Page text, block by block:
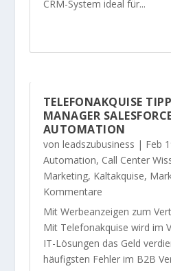
CRM-System ideal für...
TELEFONAKQUISE
MANAGER
AUTOMATION
von leadszubusiness | Feb
Automation, Call Center
Marketing, Kaltakquise,
Kommentare
Mit Werbeanzeigen zum
Mit Telefonakquise wird im
IT-Lösungen das Geld
häufigsten Fehler im B2B